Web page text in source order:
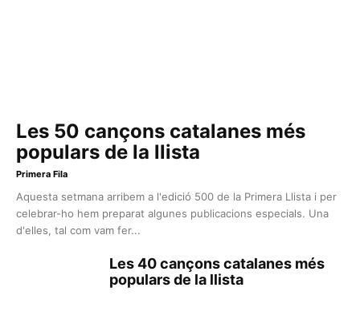
Les 50 cançons catalanes més
populars de la llista
Primera Fila
Aquesta setmana arribem a l'edició 500 de la Primera Llista i per
celebrar-ho hem preparat algunes publicacions especials. Una
d'elles, tal com vam fer...
Les 40 cançons catalanes més
populars de la llista